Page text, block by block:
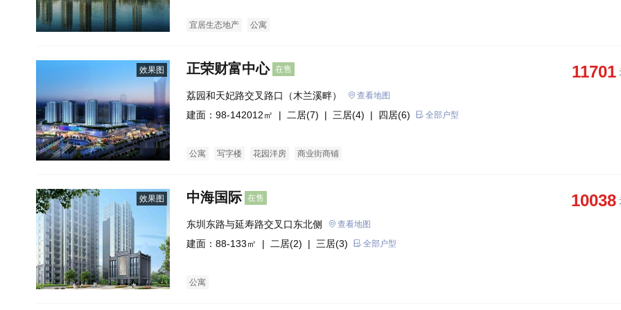
宜居生态地产 公寓
效果图 正荣财富中心 在售 11701
荔园和天妃路交叉路口（木兰溪畔） 查看地图
建面：98-142012㎡ | 二居(7) | 三居(4) | 四居(6) 全部户型
公寓 写字楼 花园洋房 商业街商铺
效果图 中海国际 在售 10038
东圳东路与延寿路交叉口东北侧 查看地图
建面：88-133㎡ | 二居(2) | 三居(3) 全部户型
公寓